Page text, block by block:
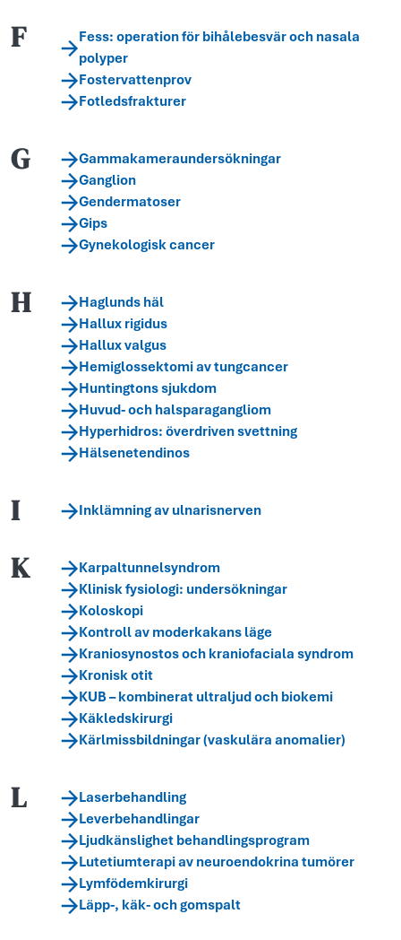
F
Fess: operation för bihålebesvär och nasala
polyper
Fostervattenprov
Fotledsfrakturer
G
Gammakameraundersökningar
Ganglion
Gendermatoser
Gips
Gynekologisk cancer
H
Haglunds häl
Hallux rigidus
Hallux valgus
Hemiglossektomi av tungcancer
Huntingtons sjukdom
Huvud- och halsparagangliom
Hyperhidros: överdriven svettning
Hälsenetendinos
I Inklämning av ulnarisnerven
K
Karpaltunnelsyndrom
Klinisk fysiologi: undersökningar
Koloskopi
Kontroll av moderkakans läge
Kraniosynostos och kraniofaciala syndrom
Kronisk otit
KUB – kombinerat ultraljud och biokemi
Käkledskirurgi
Kärlmissbildningar (vaskulära anomalier)
L
Laserbehandling
Leverbehandlingar
Ljudkänslighet behandlingsprogram
Lutetiumterapi av neuroendokrina tumörer
Lymfödemkirurgi
Läpp-, käk- och gomspalt